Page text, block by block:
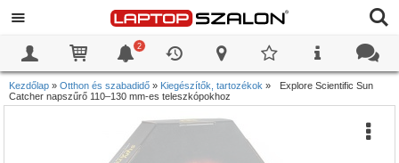
2
Kezdőlap » Otthon és szabadidő » Kiegészítők, tartozékok »
Explore Scientific Sun
Catcher napszűrő 110–130 mm-es teleszkópokhoz
0
0